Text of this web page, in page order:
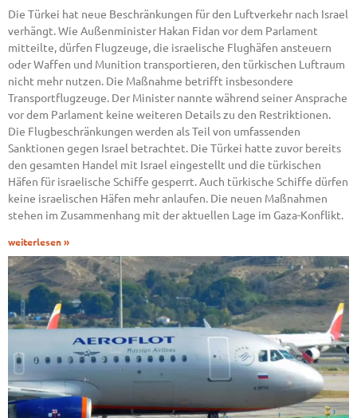
Die Türkei hat neue Beschränkungen für den Luftverkehr nach Israel
verhängt. Wie Außenminister Hakan Fidan vor dem Parlament
mitteilte, dürfen Flugzeuge, die israelische Flughäfen ansteuern
oder Waffen und Munition transportieren, den türkischen Luftraum
nicht mehr nutzen. Die Maßnahme betrifft insbesondere
Transportflugzeuge. Der Minister nannte während seiner Ansprache
vor dem Parlament keine weiteren Details zu den Restriktionen.
Die Flugbeschränkungen werden als Teil von umfassenden
Sanktionen gegen Israel betrachtet. Die Türkei hatte zuvor bereits
den gesamten Handel mit Israel eingestellt und die türkischen
Häfen für israelische Schiffe gesperrt. Auch türkische Schiffe dürfen
keine israelischen Häfen mehr anlaufen. Die neuen Maßnahmen
stehen im Zusammenhang mit der aktuellen Lage im Gaza-Konflikt.
weiterlesen »